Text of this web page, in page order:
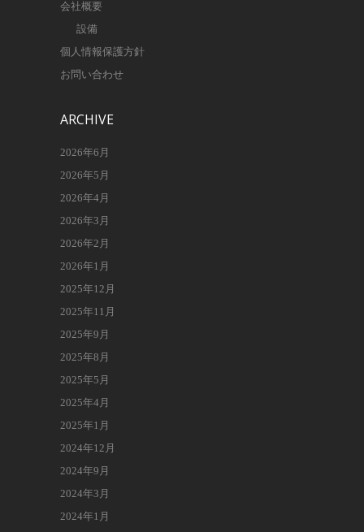
会社概要
設備
個人情報保護方針
お問い合わせ
ARCHIVE
2026年6月
2026年5月
2026年4月
2026年3月
2026年2月
2026年1月
2025年12月
2025年11月
2025年9月
2025年8月
2025年5月
2025年4月
2025年1月
2024年12月
2024年9月
2024年3月
2024年1月